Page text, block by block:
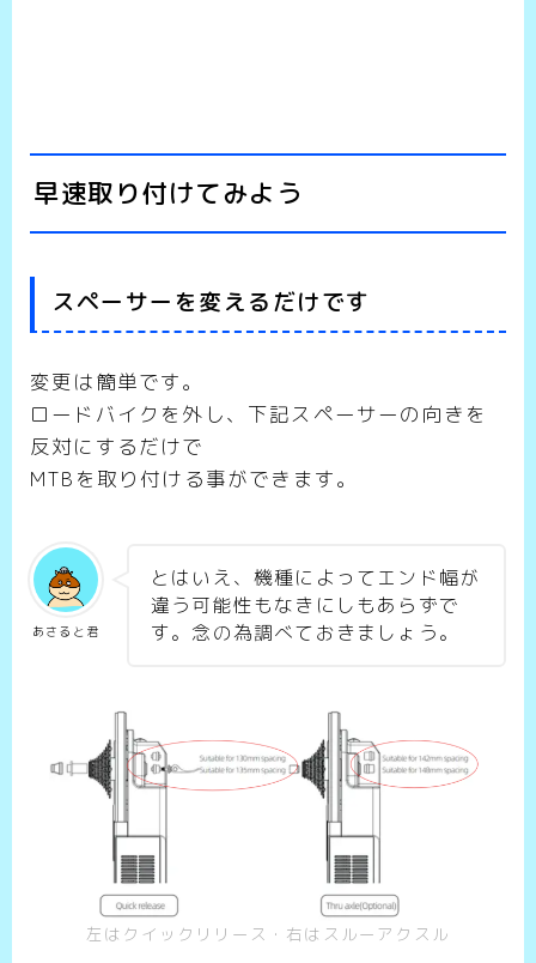
早速取り付けてみよう
スペーサーを変えるだけです
変更は簡単です。
ロードバイクを外し、下記スペーサーの向きを
反対にするだけで
MTBを取り付ける事ができます。
あさると君
とはいえ、機種によってエンド幅が
違う可能性もなきにしもあらずで
す。念の為調べておきましょう。
左はクイックリリース・右はスルーアクスル